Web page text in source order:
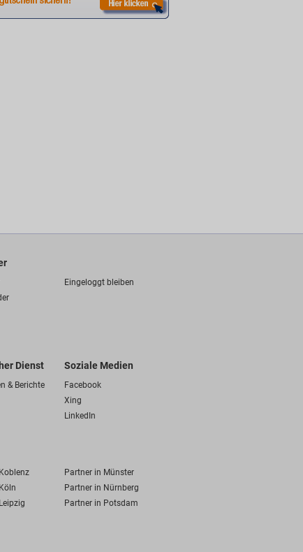
Eingeloggt bleiben
Dienst
& Berichte
Soziale Medien
Facebook
Xing
LinkedIn
Partner in Münster
Partner in Nürnberg
Partner in Potsdam